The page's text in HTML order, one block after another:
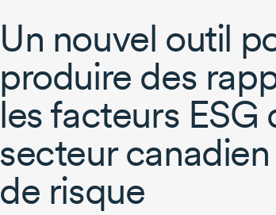
Un nouvel outil
produire des
les facteurs ESG
secteur
de risque